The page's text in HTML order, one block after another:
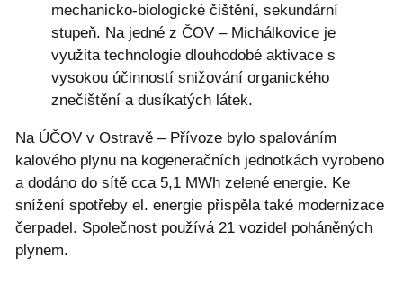
mechanicko-biologické čištění, sekundární
stupeň. Na jedné z ČOV – Michálkovice je
využita technologie dlouhodobé aktivace s
vysokou účinností snižování organického
znečištění a dusíkatých látek.
Na ÚČOV v Ostravě – Přívoze bylo spalováním
kalového plynu na kogeneračních jednotkách vyrobeno
a dodáno do sítě cca 5,1 MWh zelené energie. Ke
snížení spotřeby el. energie přispěla také modernizace
čerpadel. Společnost používá 21 vozidel poháněných
plynem.